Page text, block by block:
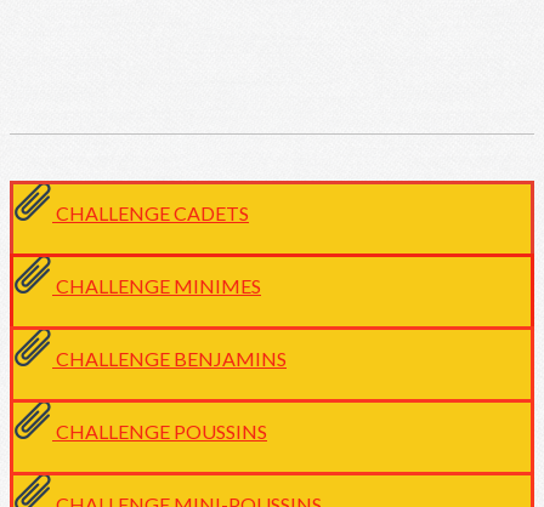
CHALLENGE CADETS
CHALLENGE MINIMES
CHALLENGE BENJAMINS
CHALLENGE POUSSINS